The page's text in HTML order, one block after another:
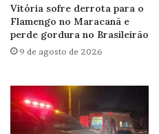
Vitória sofre derrota para o
Flamengo no Maracanã e
perde gordura no Brasileirão
9 de agosto de 2026